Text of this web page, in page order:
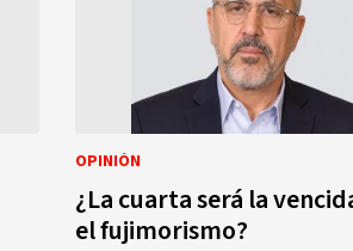
OPINIÓN
¿La cuarta será la
el fujimorismo?